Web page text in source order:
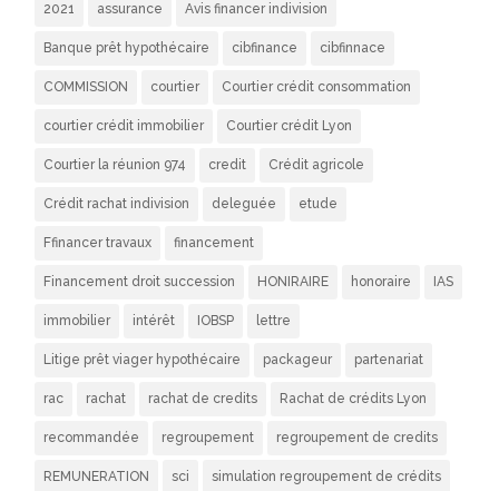
2021 assurance Avis financer indivision
Banque prêt hypothécaire cibfinance cibfinnace
COMMISSION courtier Courtier crédit consommation
courtier crédit immobilier Courtier crédit Lyon
Courtier la réunion 974 credit Crédit agricole
Crédit rachat indivision deleguée etude
Ffinancer travaux financement
Financement droit succession HONIRAIRE honoraire IAS
immobilier intérêt IOBSP lettre
Litige prêt viager hypothécaire packageur partenariat
rac rachat rachat de credits Rachat de crédits Lyon
recommandée regroupement regroupement de credits
REMUNERATION sci simulation regroupement de crédits